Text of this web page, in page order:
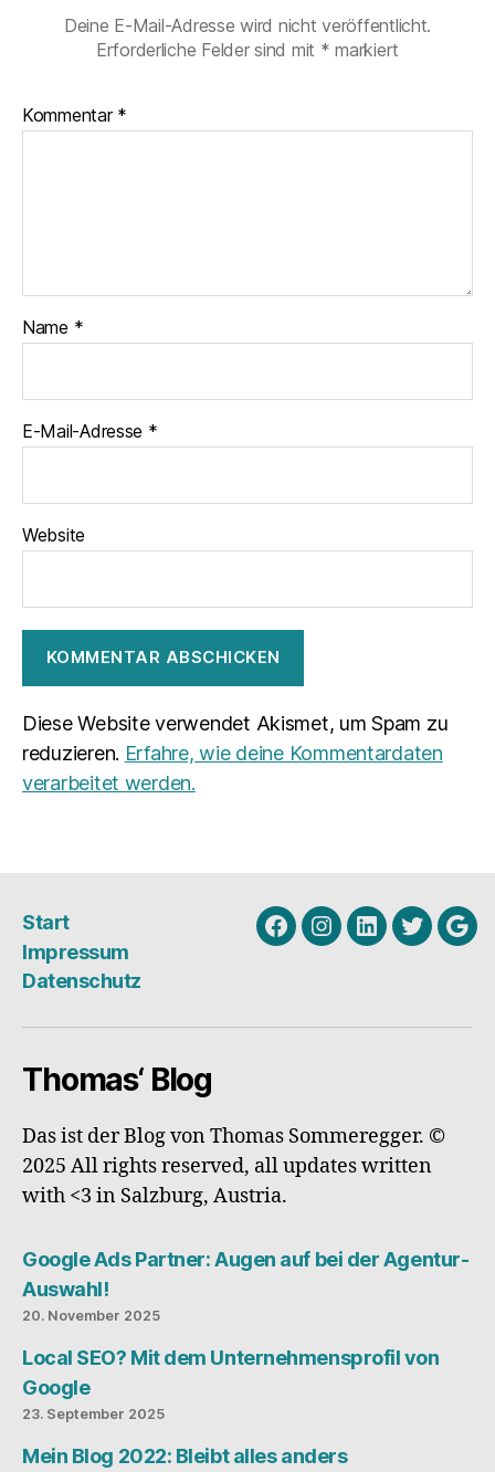
Deine E-Mail-Adresse wird nicht veröffentlicht.
Erforderliche Felder sind mit * markiert
Kommentar *
Name *
E-Mail-Adresse *
Website
Diese Website verwendet Akismet, um Spam zu
reduzieren. Erfahre, wie deine Kommentardaten
verarbeitet werden.
Start
Impressum
Datenschutz
FacebookInstagram
LinkedinTwitter
Thomas‘ Blog
Das ist der Blog von Thomas Sommeregger. ©
2025 All rights reserved, all updates written
with <3 in Salzburg, Austria.
Google Ads Partner: Augen auf bei der Agentur-
Auswahl!
20. November 2025
Local SEO? Mit dem Unternehmensprofil von
Google
23. September 2025
Mein Blog 2022: Bleibt alles anders